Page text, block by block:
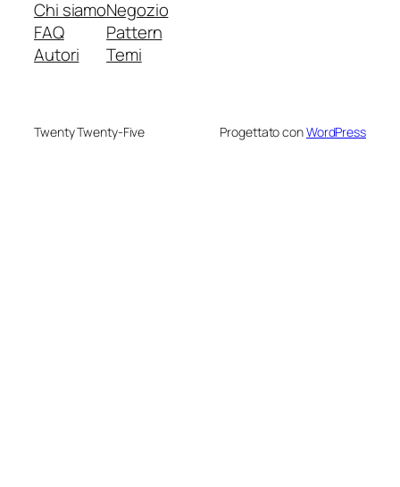
Chi siamo
FAQ
Autori
Negozio
Pattern
Temi
Twenty Twenty-Five Progettato conWordPress